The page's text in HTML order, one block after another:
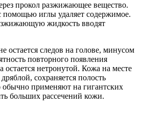
прокол разжижающее вещество.
помощью иглы удаляет содержимое.
жидкость вводят
остается следов на голове, минусом
повторного появления
остается нетронутой. Кожа на месте
сохраняется полость
применяют на гигантских
больших рассечений кожи.